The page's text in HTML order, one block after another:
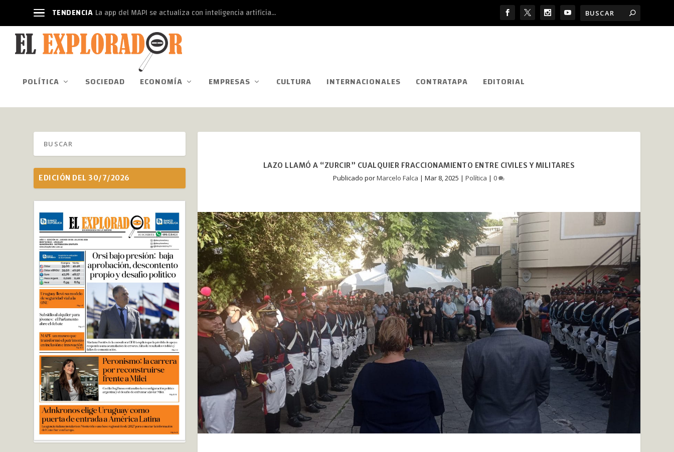
TENDENCIA La app del MAPI se actualiza con inteligencia artificia...
POLÍTICA SOCIEDAD ECONOMÍA EMPRESAS CULTURA INTERNACIONALES CONTRATAPA EDITORIAL
LAZO LLAMÓ A “ZURCIR” CUALQUIER FRACCIONAMIENTO ENTRE CIVILES Y MILITARES
Publicado porMarcelo Falca |Mar 8, 2025 |Política |0
EDICIÓN DEL 30/7/2026